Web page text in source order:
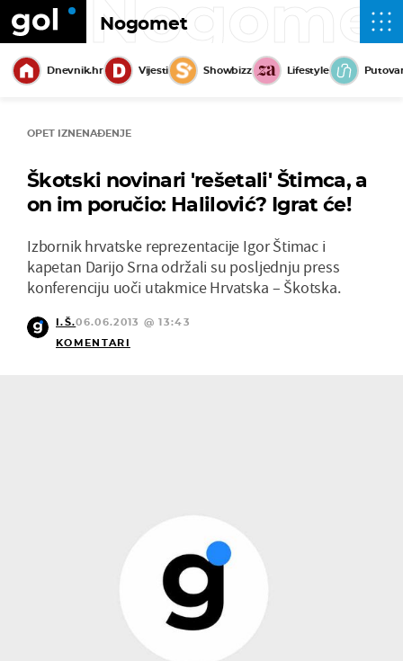
Nogomet
Dnevnik.hr Vijesti Showbizz Lifestyle
OPET IZNENAĐENJE
Škotski novinari 'rešetali' Štimca, a
on im poručio: Halilović? Igrat će!
Izbornik hrvatske reprezentacije Igor Štimac i
kapetan Darijo Srna održali su posljednju press
konferenciju uoči utakmice Hrvatska – Škotska.
I.Š.06.06.2013 @ 13:43
KOMENTARI